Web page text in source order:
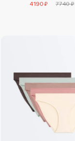
4190 ₽
7740 ₽